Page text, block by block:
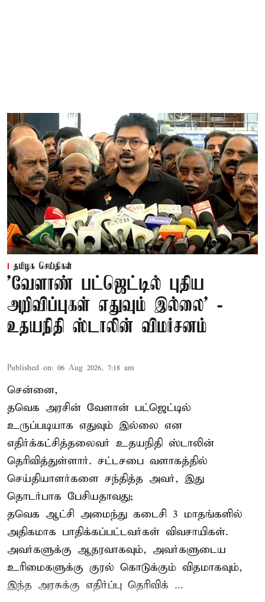
தமிழக செய்திகள்
'வேளாண் பட்ஜெட்டில் புதிய
அறிவிப்புகள் எதுவும் இல்லை' -
உதயநிதி ஸ்டாலின் விமர்சனம்
Published on: 06 Aug 2026, 7:18 am
சென்னை,
தவெக அரசின் வேளான் பட்ஜெட்டில்
உருப்படியாக எதுவும் இல்லை என
எதிர்க்கட்சித்தலைவர் உதயநிதி ஸ்டாலின்
தெரிவித்துள்ளார். சட்டசபை வளாகத்தில்
செய்தியாளர்களை சந்தித்த அவர், இது
தொடர்பாக பேசியதாவது;
தவெக ஆட்சி அமைந்து கடைசி 3 மாதங்களில்
அதிகமாக பாதிக்கப்பட்டவர்கள் விவசாயிகள்.
அவர்களுக்கு ஆதரவாகவும், அவர்களுடைய
உரிமைகளுக்கு குரல் கொடுக்கும் விதமாகவும்,
இந்த அரசுக்கு எதிர்ப்பு தெரிவிக் ...